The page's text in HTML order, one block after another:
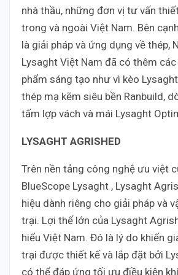
nhà thầu, những đơn vị tư vấn
trong và ngoài Việt Nam. Bên
là giải pháp và ứng dụng về thép,
Lysaght Việt Nam đã có thêm
phẩm sáng tạo như vì kèo
thép mạ kẽm siêu bền Ranbuild,
tấm lợp vách và mái Lysaght
LYSAGHT AGRISHED
Trên nền tảng công nghệ ưu việt
BlueScope Lysaght , Lysaght
hiệu dành riêng cho giải pháp và
trại. Lợi thế lớn của Lysaght
hiểu Việt Nam. Đó là lý do khiến
trại được thiết kế và lắp đặt bởi
có thể đáp ứng tối ưu điều kiện